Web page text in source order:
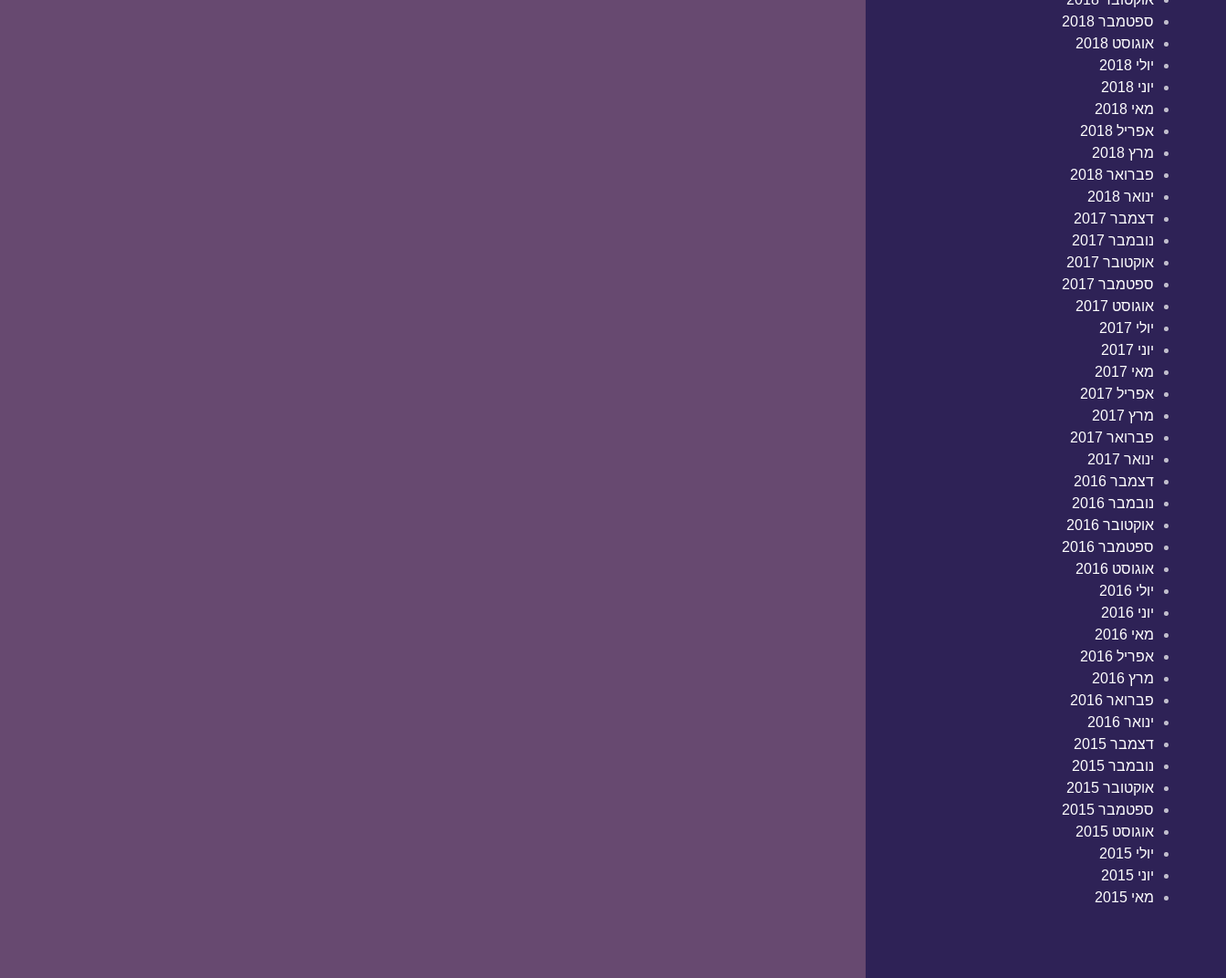
ספטמבר 2018
אוגוסט 2018
יולי 2018
יוני 2018
מאי 2018
אפריל 2018
מרץ 2018
פברואר 2018
ינואר 2018
דצמבר 2017
נובמבר 2017
אוקטובר 2017
ספטמבר 2017
אוגוסט 2017
יולי 2017
יוני 2017
מאי 2017
אפריל 2017
מרץ 2017
פברואר 2017
ינואר 2017
דצמבר 2016
נובמבר 2016
אוקטובר 2016
ספטמבר 2016
אוגוסט 2016
יולי 2016
יוני 2016
מאי 2016
אפריל 2016
מרץ 2016
פברואר 2016
ינואר 2016
דצמבר 2015
נובמבר 2015
אוקטובר 2015
ספטמבר 2015
אוגוסט 2015
יולי 2015
יוני 2015
מאי 2015